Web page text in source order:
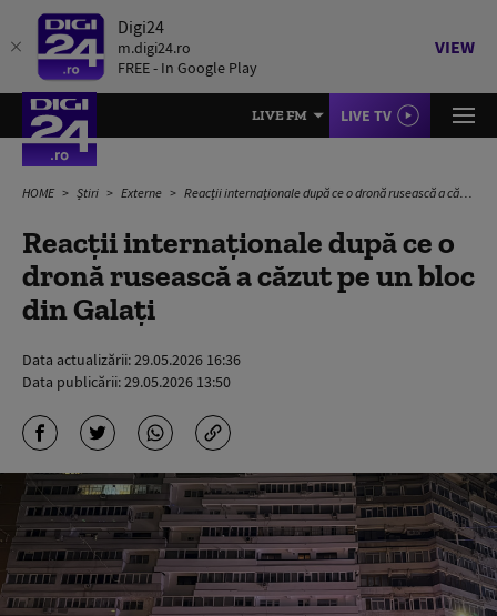
Digi24
m.digi24.ro
FREE - In Google Play
VIEW
LIVE FM LIVE TV
HOME Știri Externe Reacții internaționale după ce o dronă rusească a căzut pe un bloc din Galați
Reacții internaționale după ce o
dronă rusească a căzut pe un bloc
din Galați
Data actualizării:29.05.2026 16:36
Data publicării:29.05.2026 13:50